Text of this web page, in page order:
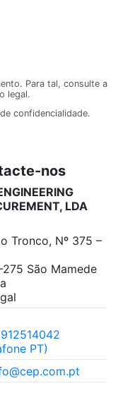
Para tal, consulte a
legal.
confidencialidade.
nos
LDA
Tronco, Nº 375 –
São Mamede
PT)